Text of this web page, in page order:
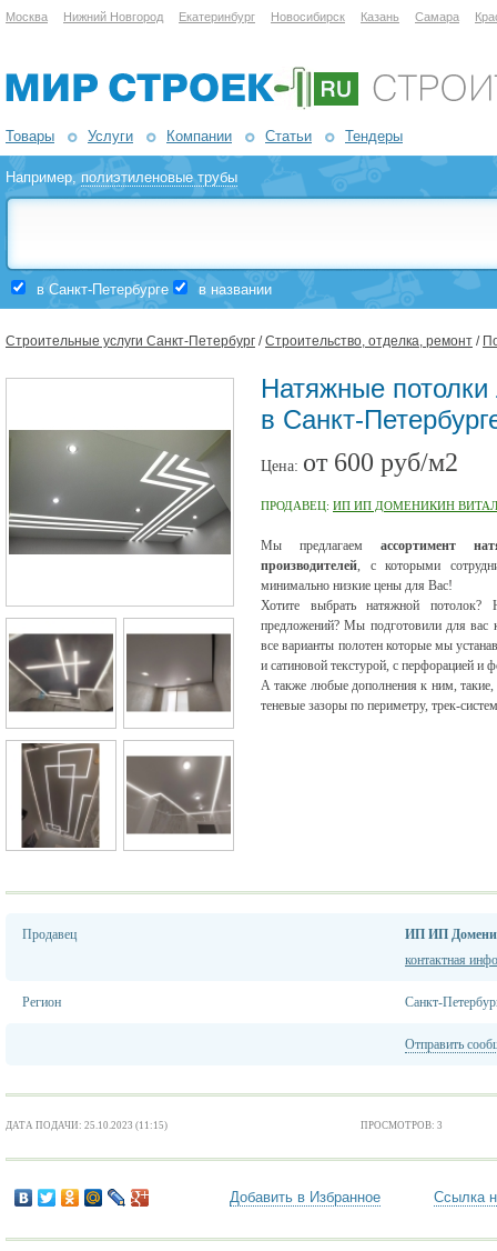
Москва Нижний Новгород Екатеринбург Новосибирск Казань Самара
Товары Услуги Компании Статьи Тендеры
Например,полиэтиленовые трубы
в Санкт-Петербурге в названии
Строительные услуги Санкт-Петербург /Строительство, отделка, ремонт /
Натяжные
в Санкт-
Цена: от 600 руб/м2
ПРОДАВЕЦ: ИП ИП ДОМЕНИКИН
Мы предлагаем ассортимент
производителей, с которыми
минимально низкие цены для Вас!
Хотите выбрать натяжной потолок?
предложений? Мы подготовили для вас
все варианты полотен которые мы
и сатиновой текстурой, с перфорацией и
А также любые дополнения к ним, такие,
теневые зазоры по периметру, трек-
Продавец
ИП ИП
контактная
Регион Санкт-
Отправить
ДАТА ПОДАЧИ: 25.10.2023 (11:15) ПРОСМОТРОВ: 3
Добавить в Избранное Ссылка